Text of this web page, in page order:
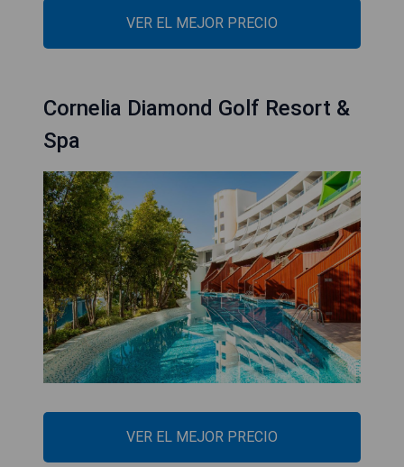
VER EL MEJOR PRECIO
Cornelia Diamond Golf Resort &
Spa
VER EL MEJOR PRECIO